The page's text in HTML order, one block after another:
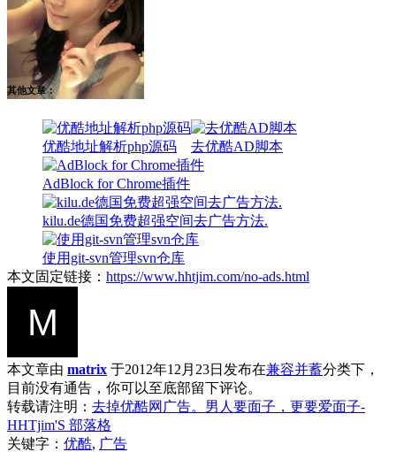
其他文章：
优酷地址解析php源码 去优酷AD脚本
AdBlock for Chrome插件
kilu.de德国免费超强空间去广告方法.
使用git-svn管理svn仓库
本文固定链接： https://www.hhtjim.com/no-ads.html
本文章由 matrix 于2012年12月23日发布在兼容并蓄分类下，
目前没有通告，你可以至底部留下评论。
转载请注明： 去掉优酷网广告。男人要面子，更要爱面子-
HHTjim'S 部落格
关键字： 优酷, 广告